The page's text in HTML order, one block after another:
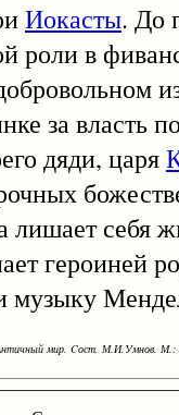
Иокасты. До
роли в
за власть
дяди, царя
себя
героиней
Античный мир. Cост. М.И.Умнов.